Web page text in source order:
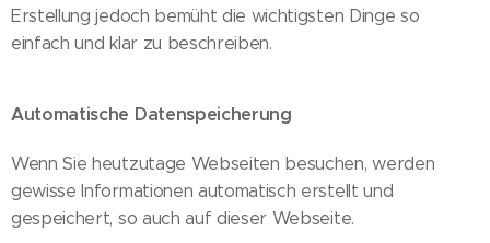
Erstellung jedoch bemüht die wichtigsten Dinge so
einfach und klar zu beschreiben.
Automatische Datenspeicherung
Wenn Sie heutzutage Webseiten besuchen, werden
gewisse Informationen automatisch erstellt und
gespeichert, so auch auf dieser Webseite.